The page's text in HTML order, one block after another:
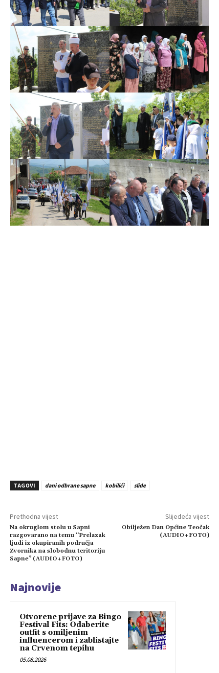
TAGOVI dani odbrane sapne kobilići slide
Prethodna vijest
Na okruglom stolu u Sapni
razgovarano na temu “Prelazak
ljudi iz okupiranih područja
Zvornika na slobodnu teritoriju
Sapne” (AUDIO+FOTO)
Slijedeća vijest
Obilježen Dan Općine Teočak
(AUDIO+FOTO)
Najnovije
Otvorene prijave za Bingo
Festival Fits: Odaberite
outfit s omiljenim
influencerom i zablistajte
na Crvenom tepihu
05.08.2026